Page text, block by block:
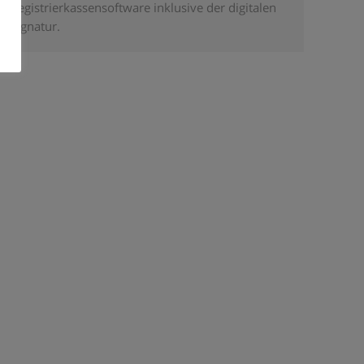
Registrierkassensoftware inklusive der digitalen
Signatur.